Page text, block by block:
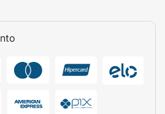
dos mencionados
da saúde.